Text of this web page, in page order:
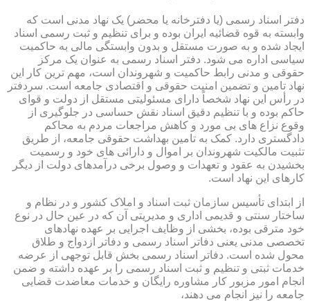
دفتر اسناد رسمی (یا دفترخانه یا محضر) یک نهاد مدنی است که
وابسته به قوه قضائیه ایران بوده و برای تنظیم و ثبت رسمی اسناد
ایجاد شده و به صورت مستقل و بدون وابستگی مالی به حاکمیت
سیاسی اداره می شود. دفتر اسناد رسمی به عنوان یک مرکز
حقوقی و مدنی رابط حاکمیت و شهروندان است، مهم ترین کار این
نهاد تامین و تضمین امنیت حقوقی و اقتصادی جامعه است. سردفتر
در رأس این نهاد شخصاً دارای مسئولیتی مستقل از دولت و قوای
حاکم بوده و با تنظیم دقیق اسناد نقش حساسی در جلوگیری از
وقوع نزاع های بی مورد و کاهش مراجعات مردم به محاکم
دادگستری دارد. کمک به تامین بهداشت حقوقی جامعه، از طریق
تثبیت مالکیت شهروندان بر اموال و دارائی های خود و رسمیت
بخشیدن به عقود و تعهدات و وصول برخی درآمدهای دولت از دیگر
کارهای این نهاد است.
از ابتدای تأسیس سازمان ثبت اسناد و املاک کشور و در نظام و
ساختار سنتی و قدیمی اداری و مدیریتی آن که در عین حال در نوع
خود مترقی بوده، بخشی از وظایف اجرایی بر عهده نهادهای
تخصصی مدنی یعنی دفاتر اسناد رسمی و دفاتر ازدواج و طلاق
محول شده است. دفاتر اسناد رسمی بخش قابل توجهی از عرضه
خدمات ثبتی و تنظیم و ثبت اسناد رسمی را بر عهده داشته و ضمن
انجام امور مزبور کار مشاوره رایگان و خدمات معاضدت قضایی
جامعه را نیز انجام می دهند،